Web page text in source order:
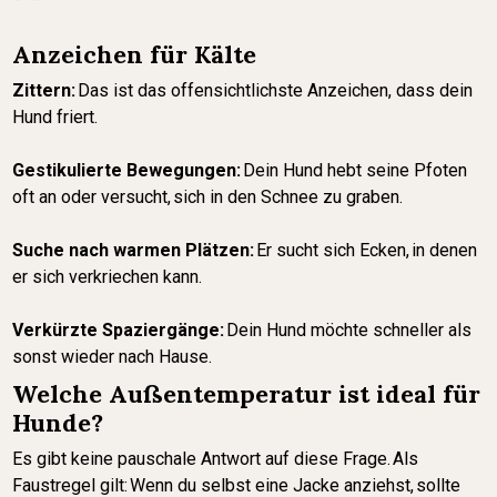
Anzeichen für Kälte
Zittern:Das ist das offensichtlichste Anzeichen, dass dein
Hund friert.
Gestikulierte Bewegungen:Dein Hund hebt seine Pfoten
oft an oder versucht, sich in den Schnee zu graben.
Suche nach warmen Plätzen:Er sucht sich Ecken, in denen
er sich verkriechen kann.
Verkürzte Spaziergänge:Dein Hund möchte schneller als
sonst wieder nach Hause.
Welche Außentemperatur ist ideal für
Hunde?
Es gibt keine pauschale Antwort auf diese Frage. Als
Faustregel gilt: Wenn du selbst eine Jacke anziehst, sollte